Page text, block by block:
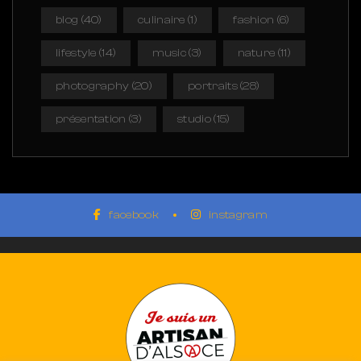
blog (40) culinaire (1) fashion (6)
lifestyle (14) music(3) nature (11)
photography (20) portraits(28)
présentation (3) studio(15)
facebook instagram